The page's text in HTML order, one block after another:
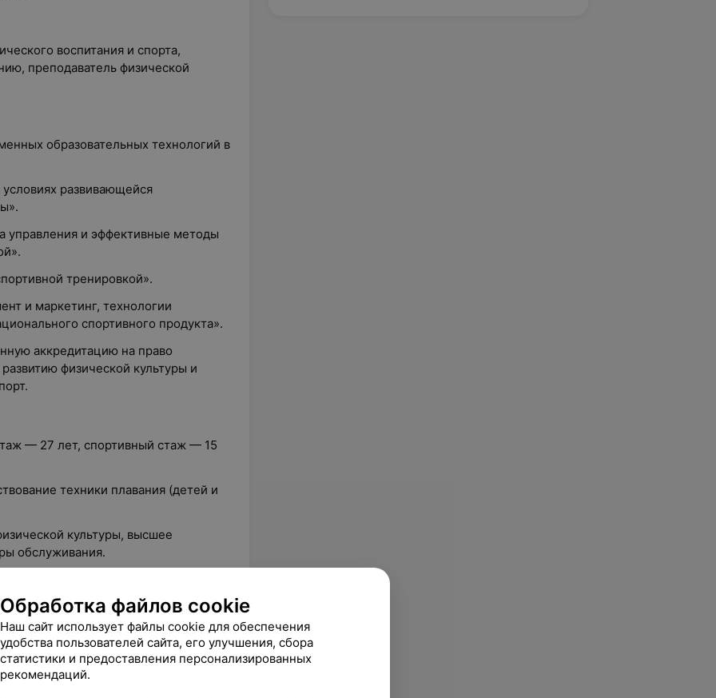
воспитания и спорта,
преподаватель физической
образовательных технологий в
развивающейся
управления и эффективные методы
тренировкой».
и маркетинг, технологии
спортивного продукта».
аккредитацию на право
физической культуры и
— 27 лет, спортивный стаж — 15
техники плавания (детей и
культуры, высшее
обслуживания.
кафедры плавания,
физической культуры.
тренер клуба плавания
физической культуры.
кафедры водных видов спорта,
физической культуры.
Обработка файлов cookie
Наш сайт использует файлы cookie для обеспечения
удобства пользователей сайта, его улучшения, сбора
статистики и предоставления персонализированных
рекомендаций.